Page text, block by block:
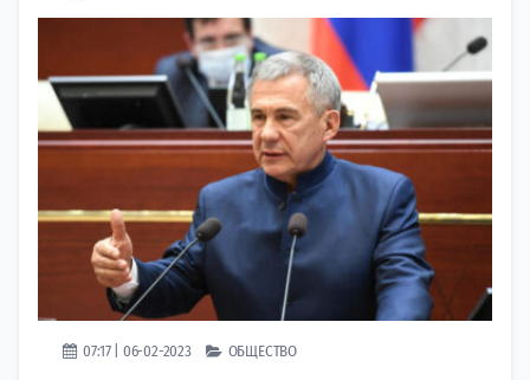
07:17 | 06-02-2023 ОБЩЕСТВО